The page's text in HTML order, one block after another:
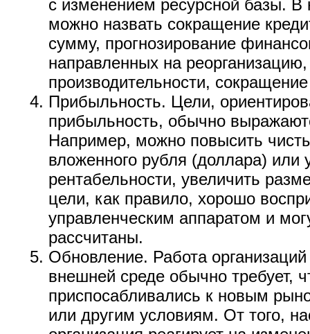
с изменением ресурсной базы. В
можно назвать сокращение
сумму, прогнозирование
направленных на
производительности,
Прибыльность. Цели,
прибыльность, обычно
Например, можно повысить
вложенного рубля (доллара) или
рентабельности, увеличить
цели, как правило, хорошо
управленческим аппаратом и
рассчитаны.
Обновление. Работа
внешней среде обычно требует,
приспосабливались к новым
или другим условиям. От того,